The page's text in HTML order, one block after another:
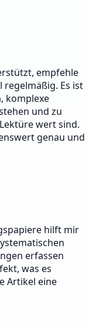
empfehle
regelmäßig. Es ist
komplexe
und zu
wert sind.
genau und
hilft mir
erfassen
was es
Artikel eine